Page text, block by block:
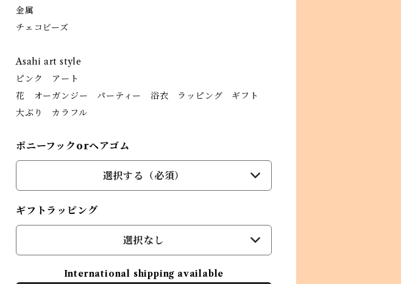
金属
チェコビーズ
Asahi art style
ピンク アート
花 オーガンジー パーティー 浴衣 ラッピング ギフト
大ぶり カラフル
ポニーフックorヘアゴム
選択する（必須）
ギフトラッピング
選択なし
International shipping available